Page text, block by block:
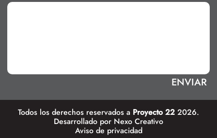
Todos los derechos reservados a Proyecto 22 2026.
Desarrollado por Nexo Creativo
Aviso de privacidad